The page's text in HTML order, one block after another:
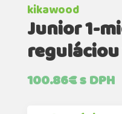
kikawood
Junior 1-
100.86€s DPH